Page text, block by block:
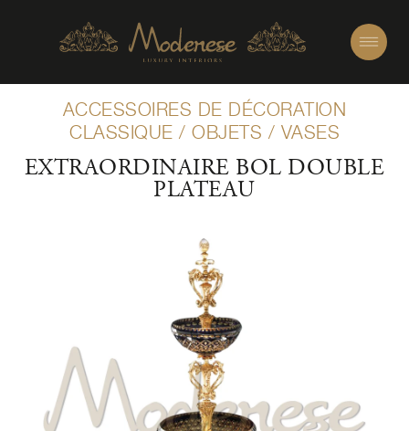
ACCESSOIRES DE DÉCORATION
CLASSIQUE / OBJETS / VASES
EXTRAORDINAIRE BOL DOUBLE
PLATEAU